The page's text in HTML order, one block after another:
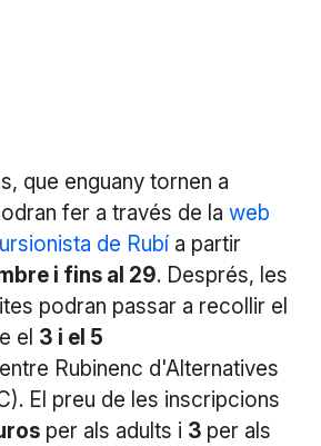
que enguany tornen a
fer a través de la web
de Rubía partir
i fins al 29. Després, les
podran passar a recollir el
el 3 i el 5
Rubinenc d'Alternatives
El preu de les inscripcions
per als adults i 3 per als